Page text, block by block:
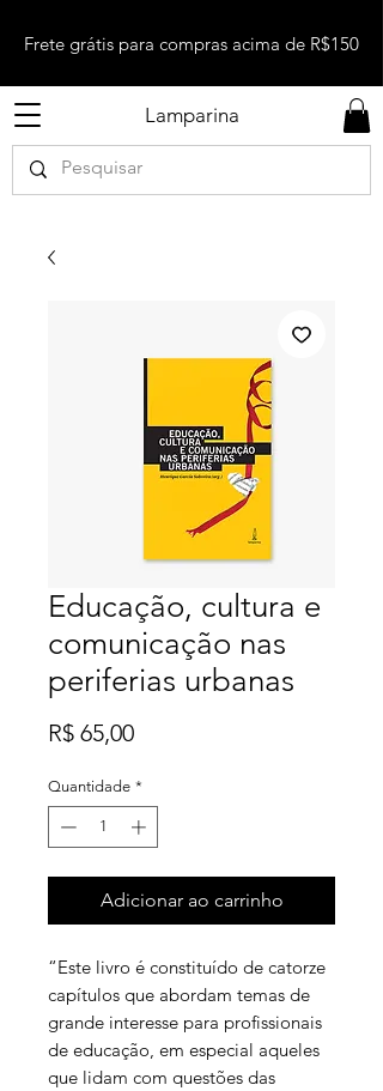
Lamparina
Frete grátis para compras acima de R$150
Educação, cultura e
comunicação nas
periferias urbanas
R$ 65,00Preço
Quantidade *
Adicionar ao carrinho
“Este livro é constituído de catorze
capítulos que abordam temas de
grande interesse para profissionais
de educação, em especial aqueles
que lidam com questões das